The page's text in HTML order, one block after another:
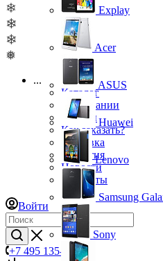
❄
❄
❄
❅
...
Каталог
О компании
Бренды
Как заказать?
Доставка
Гарантия
Новости
Контакты
Войти
+7 495 135-39-43
Explay
Acer
ASUS
Huawei
Lenovo
Samsung
Sony